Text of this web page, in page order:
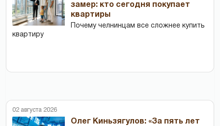
замер: кто сегодня покупает
квартиры
Почему челнинцам все сложнее купить
квартиру
02 августа 2026
Олег Киньзягулов: «За пять лет